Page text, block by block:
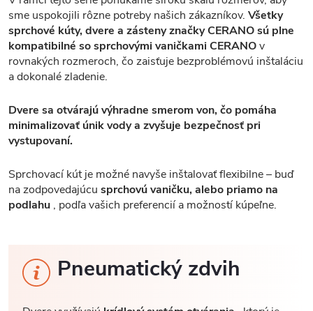
sme uspokojili rôzne potreby našich zákazníkov. Všetky
sprchové kúty, dvere a zásteny značky CERANO sú plne
kompatibilné so sprchovými vaničkami CERANOv
rovnakých rozmeroch, čo zaisťuje bezproblémovú inštaláciu
a dokonalé zladenie.
Dvere sa otvárajú výhradne smerom von, čo pomáha
minimalizovať únik vody a zvyšuje bezpečnosť pri
vystupovaní.
Sprchovací kút je možné navyše inštalovať flexibilne – buď
na zodpovedajúcu sprchovú vaničku, alebo priamo na
podlahu , podľa vašich preferencií a možností kúpeľne.
Pneumatický zdvih